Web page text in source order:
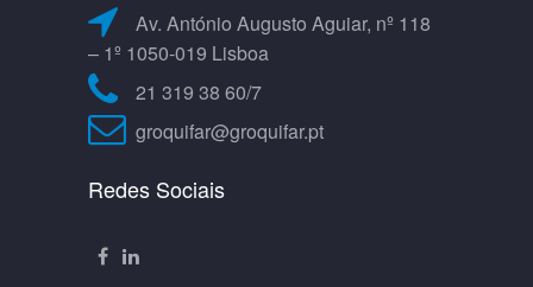
Av. António Augusto Aguiar, nº 118
– 1º 1050-019 Lisboa
21 319 38 60/7
groquifar@groquifar.pt
Redes Sociais